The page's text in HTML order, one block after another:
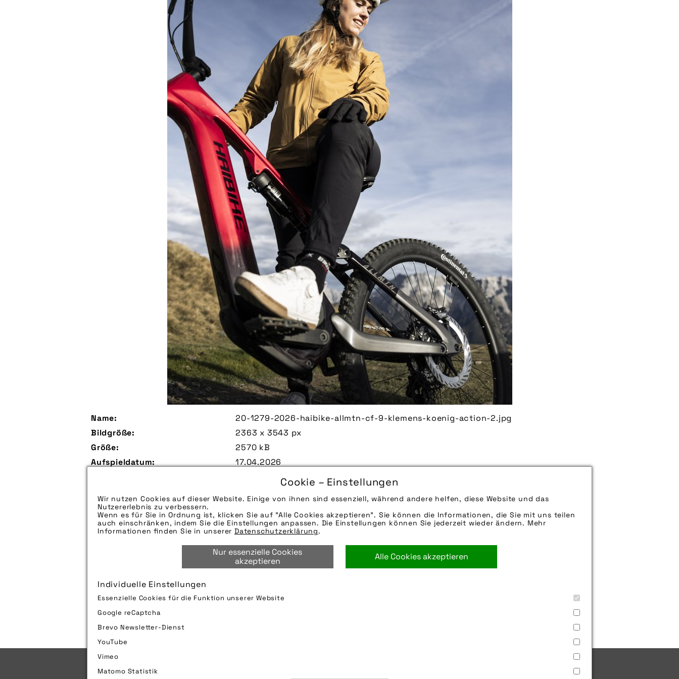
Cookie – Einstellungen
Wir nutzen Cookies auf dieser Website. Einige von ihnen sind essenziell, während andere helfen, diese Website und das
Nutzererlebnis zu verbessern.
Wenn es für Sie in Ordnung ist, klicken Sie auf "Alle Cookies akzeptieren". Sie können die Informationen, die Sie mit uns teilen
auch einschränken, indem Sie die Einstellungen anpassen. Die Einstellungen können Sie jederzeit wieder ändern. Mehr
Informationen finden Sie in unsererDatenschutzerklärung.
Nur essenzielle Cookies
akzeptieren
Alle Cookies akzeptieren
Individuelle Einstellungen
Essenzielle Cookies für die Funktion unserer Website
Google reCaptcha
Brevo Newsletter-Dienst
YouTube
Vimeo
Matomo Statistik
Name:
20-1279-2026-haibike-allmtn-cf-9-klemens-koenig-action-2.jpg
Bildgröße:
2363 x 3543 px
Größe:
2570 kB
Aufspieldatum:
17.04.2026
Die Bildunterschrift wird in Bälde eingefügt. Sie können uns aber gern auch per E-
Mail oder Telefon kontaktieren, wir helfen gerne weiter.
Zu verwendender Bildnachweis:
Quelle/Source: „www.haibike.de | Klemens König | pd-f“
Technik-Info:
Hinweise zur weiteren Recherche:
Modellname: Allmtn CF 9
action,berge,e-bike e-mountainbike,fahrrad,frau,haibike
winora-staiger gmbh
Bild downloaden